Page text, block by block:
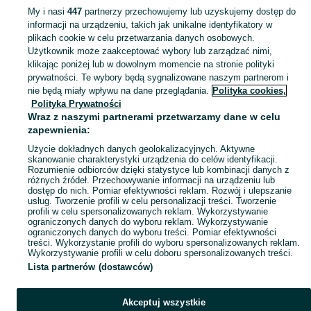
KATEGORIA
Sprzedaż pozostałych artykułów budowlanych i remontowych Puławy ▶️ Szeroki wybór ✅ Nowe i używane w atrakcyjnych cenach ✌ Sprawdź oferty na OLX.pl! Zobacz
Mapa kategorii
Mapa miejscowości
Mapa ministron
Popularne wyszukiwania
My i nasi 447partnerzy przechowujemy lub uzyskujemy dostęp do
informacji na urządzeniu, takich jak unikalne identyfikatory w
plikach cookie w celu przetwarzania danych osobowych.
Użytkownik może zaakceptować wybory lub zarządzać nimi,
klikając poniżej lub w dowolnym momencie na stronie polityki
prywatności. Te wybory będą sygnalizowane naszym partnerom i
nie będą miały wpływu na dane przeglądania. Polityka cookies,
Polityka Prywatności
Wraz z naszymi partnerami przetwarzamy dane w celu
zapewnienia:
Użycie dokładnych danych geolokalizacyjnych. Aktywne
skanowanie charakterystyki urządzenia do celów identyfikacji.
Rozumienie odbiorców dzięki statystyce lub kombinacji danych z
różnych źródeł. Przechowywanie informacji na urządzeniu lub
dostęp do nich. Pomiar efektywności reklam. Rozwój i ulepszanie
usług. Tworzenie profili w celu personalizacji treści. Tworzenie
profili w celu spersonalizowanych reklam. Wykorzystywanie
ograniczonych danych do wyboru reklam. Wykorzystywanie
ograniczonych danych do wyboru treści. Pomiar efektywności
treści. Wykorzystanie profili do wyboru spersonalizowanych reklam.
Wykorzystywanie profili w celu doboru spersonalizowanych treści.
Lista partnerów (dostawców)
Akceptuj wszystkie